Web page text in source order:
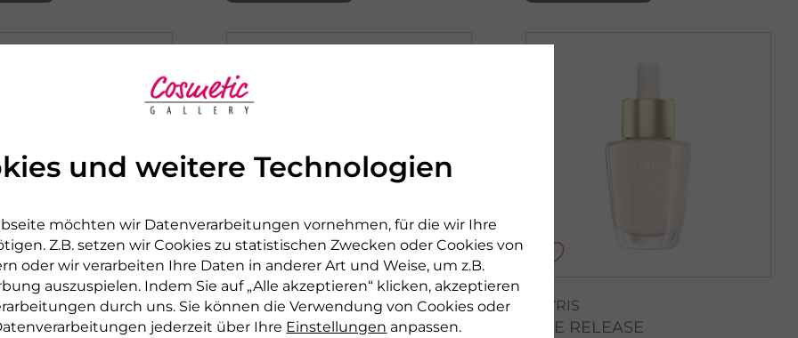
und weitere Technologien
möchten wir Datenverarbeitungen vornehmen, für die wir Ihre
Z.B. setzen wir Cookies zu statistischen Zwecken oder Cookies von
oder wir verarbeiten Ihre Daten in anderer Art und Weise, um z.B.
auszuspielen. Indem Sie auf „Alle akzeptieren“ klicken, akzeptieren
durch uns. Sie können die Verwendung von Cookies oder
jederzeit über Ihre Einstellungen anpassen.
PHYRIS
TIME RELEASE
PHYRIS
TIME RELEASE